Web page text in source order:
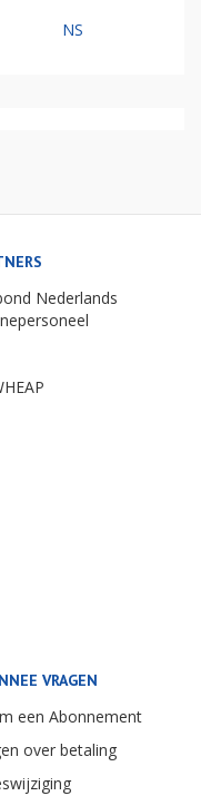
NS
Nederlands
VRAGEN
een Abonnement
over betaling